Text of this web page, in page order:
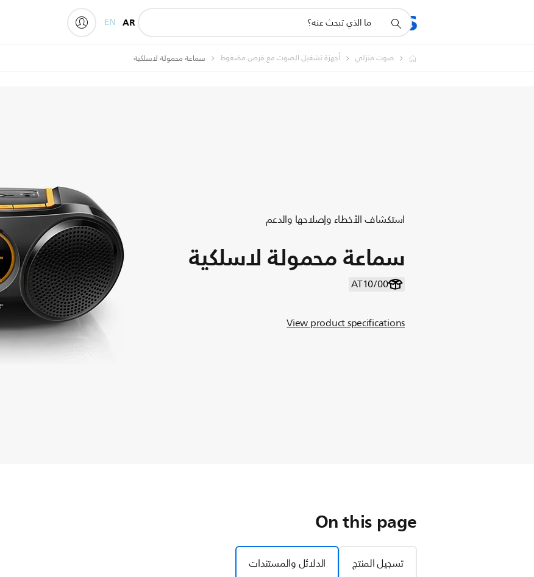
المنتجات
أيقونة
دعم
AR
EN
صوت منزلي أجهزة تشغيل الصوت مع قرص مضغوط سماعة محمولة لاسلكية
استكشاف الأخطاء وإصلاحها والدعم
سماعة محمولة لاسلكية
AT10/00
View product specifications
On this page
تسجيل المنتج الدلائل والمستندات